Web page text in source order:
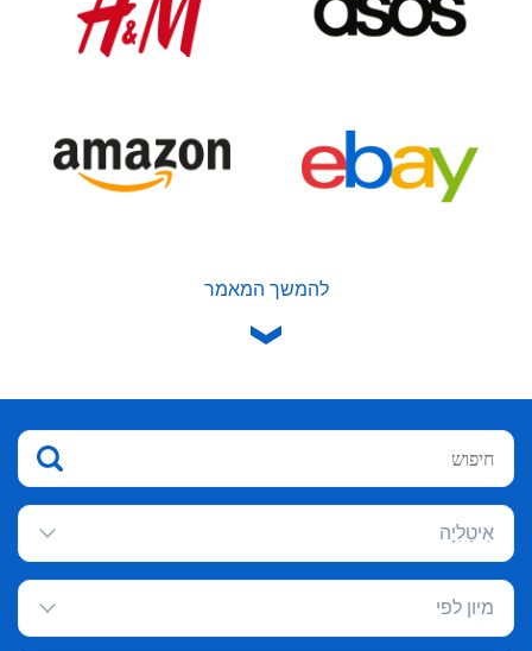
להמשך המאמר
אִיטַלִיָה
מיון לפי